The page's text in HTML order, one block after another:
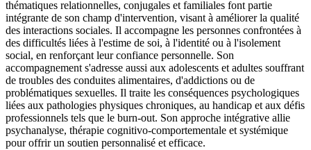
thématiques relationnelles, conjugales et familiales font partie
intégrante de son champ d'intervention, visant à améliorer la qualité
des interactions sociales. Il accompagne les personnes confrontées à
des difficultés liées à l'estime de soi, à l'identité ou à l'isolement
social, en renforçant leur confiance personnelle. Son
accompagnement s'adresse aussi aux adolescents et adultes souffrant
de troubles des conduites alimentaires, d'addictions ou de
problématiques sexuelles. Il traite les conséquences psychologiques
liées aux pathologies physiques chroniques, au handicap et aux défis
professionnels tels que le burn-out. Son approche intégrative allie
psychanalyse, thérapie cognitivo-comportementale et systémique
pour offrir un soutien personnalisé et efficace.